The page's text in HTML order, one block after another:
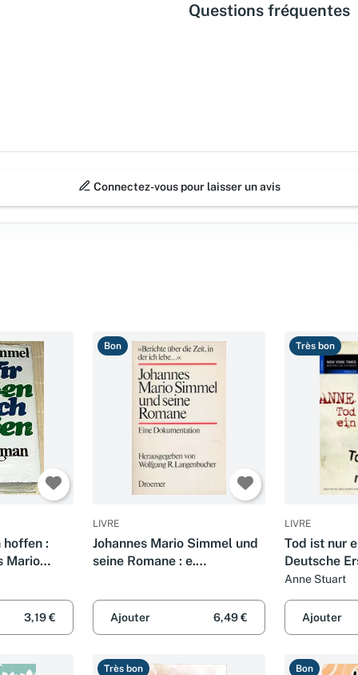
Questions fréquentes
Connectez-vous pour laisser un avis
hoffen :
Mario
3,19 €
Bon
LIVRE
Johannes Mario Simmel und
seine Romane : e.
Ajouter 6,49 €
Très bon
LIVRE
Tod ist nur
Deutsche
Anne Stuart
Ajouter
Très bon Bon